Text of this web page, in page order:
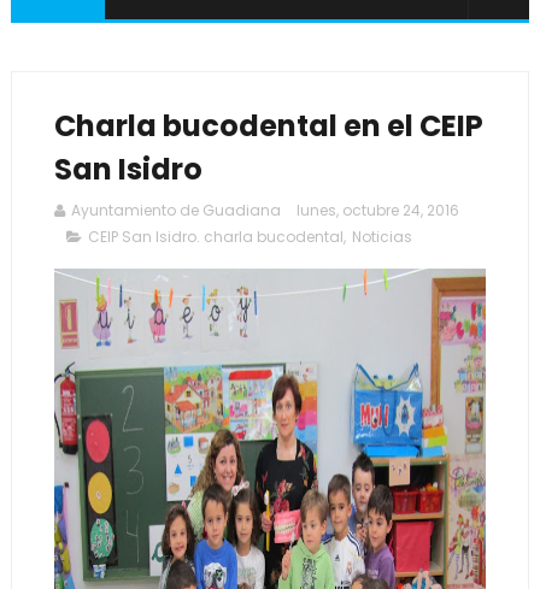
Charla bucodental en el CEIP
San Isidro
Ayuntamiento de Guadiana
lunes, octubre 24, 2016
CEIP San Isidro. charla bucodental, Noticias